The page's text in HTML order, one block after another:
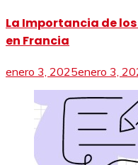
La Importancia de
en Francia
enero 3, 2025enero 3,